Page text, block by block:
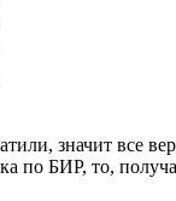
значит все
по БИР, то,